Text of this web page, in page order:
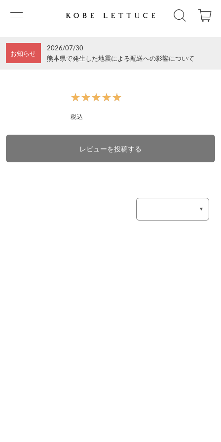
お知らせ
2026/07/30
熊本県で発生した地震による配送への影響について
★★★★★
★★★★★
税込
レビューを投稿する